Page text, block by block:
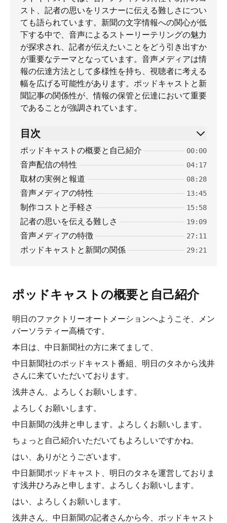
スト、記者の思いをリスナーに伝える難しさについ
ても語られています。新聞の文字情報への関心が低
下する中で、音声によるストーリーテリングの魅力
が探求され、記者が伝えたいことをどう引き出すか
が重要なテーマとなっています。音声メディアは情
報の伝達方法として多様性を持ち、視聴者に考える
幅を広げる可能性があります。ポッドキャストと新
聞記事の関係性が、情報の保管と伝達において重要
であることが強調されています。
目次
ポッドキャストの概要と自己紹介 00:00
音声配信の特性 04:17
取材の実例と報道 08:28
音声メディアの特性 13:45
制作コストと手軽さ 15:58
記者の思いを伝える難しさ 19:09
音声メディアの特徴 27:11
ポッドキャストと新聞の関係 29:21
ポッドキャストの概要と自己紹介
明日のファクトリーオートメーションへようこそ、メン
バーソラティー高橋です。
本日は、中日新聞社の方に来てまして、
中日新聞社のポッドキャスト番組、明日のタネから浅井
さんに来ていただいております。
浅井さん、よろしくお願いします。
よろしくお願いします。
中日新聞の浅井と申します。よろしくお願いします。
ちょっと自己紹介いただいてもよろしいですかね。
はい、ありがとうございます。
中日新聞ポッドキャスト、明日のタネを運営しておりま
す浅井ひろみと申します。よろしくお願いします。
はい、よろしくお願いします。
浅井さん、中日新聞の記者さんから今、ポッドキャスト